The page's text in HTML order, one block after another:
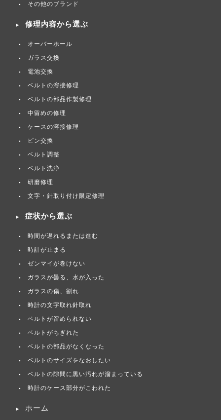
その他のブランド
修理内容から選ぶ
オーバーホール
ガラス交換
電池交換
ベルトの溶接修理
ベルトの部品作製修理
中留めの修理
ケースの溶接修理
ピン交換
ベルト調整
ベルト洗浄
研磨修理
文字・針取り付け限定修理
症状から選ぶ
時間が遅れるまたは進む
時計が止まる
ゼンマイが巻けない
ガラスが曇る、水が入った
ガラスの傷、割れ
時計の文字取れ針取れ
ベルトが留められない
ベルトがちぎれた
ベルトの部品がなくなった
ベルトのサイズをなおしたい
ベルトの隙間に黒い汚れが溜まっている
時計のケース部分がこわれた
ホーム